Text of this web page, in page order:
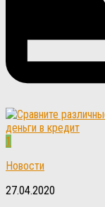
1
Новости
27.04.2020